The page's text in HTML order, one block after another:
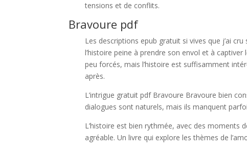
tensions et de conflits.
Bravoure pdf
Les descriptions epub gratuit si vives que j’ai
l’histoire peine à prendre son envol et à
peu forcés, mais l’histoire est suffisamment
après.
L’intrigue gratuit pdf Bravoure Bravoure bien
dialogues sont naturels, mais ils manquent
L’histoire est bien rythmée, avec des moments
agréable. Un livre qui explore les thèmes de